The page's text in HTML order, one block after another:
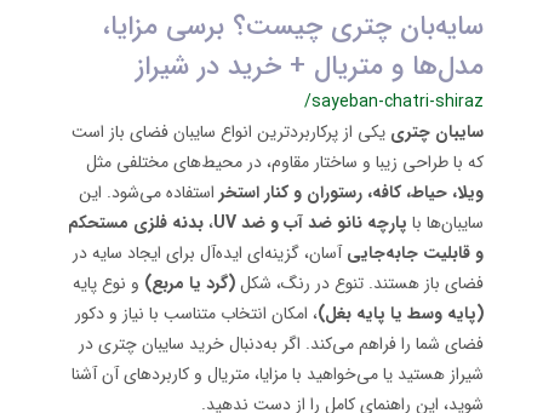
سایه‌بان چتری چیست؟ برسی مزایا،
مدل‌ها و متریال + خرید در شیراز
/sayeban-chatri-shiraz
سایبان چتری یکی از پرکاربردترین انواع سایبان فضای باز است
که با طراحی زیبا و ساختار مقاوم، در محیط‌های مختلفی مثل
ویلا، حیاط، کافه، رستوران و کنار استخر استفاده می‌شود. این
سایبان‌ها با پارچه نانو ضد آب و ضد UV ،بدنه فلزی مستحکم
و قابلیت جابه‌جاییآسان، گزینه‌ای ایده‌آل برای ایجاد سایه در
فضای باز هستند. تنوع در رنگ، شکل(گرد یا مربع) و نوع پایه
(پایه وسط یا پایه بغل)، امکان انتخاب متناسب با نیاز و دکور
فضای شما را فراهم می‌کند. اگر به‌دنبال خرید سایبان چتری در
شیراز هستید یا می‌خواهید با مزایا، متریال و کاربردهای آن آشنا
شوید، این راهنمای کامل را از دست ندهید.